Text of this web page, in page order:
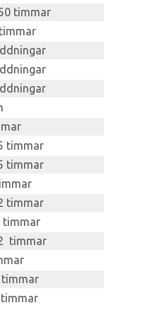
timmar
timmar
timmar
timmar
timmar
timmar
timmar